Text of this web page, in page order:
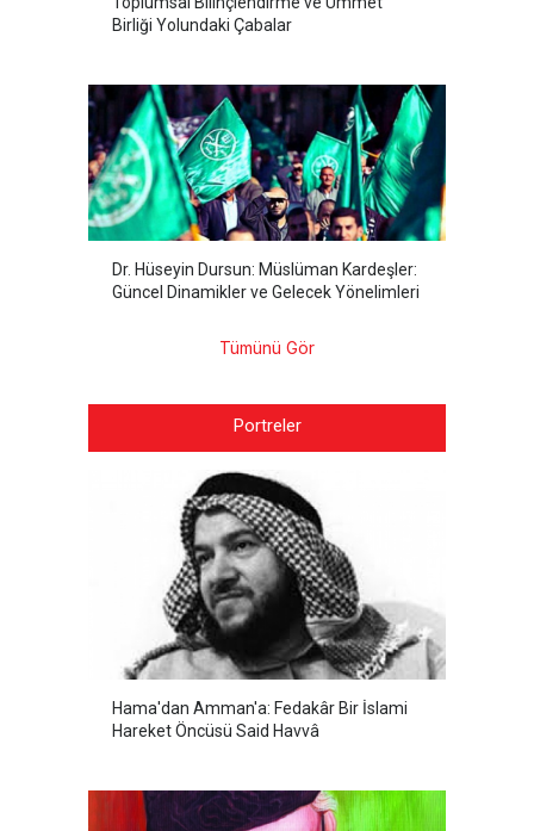
Birliği Yolundaki Çabalar
Dr. Hüseyin Dursun: Müslüman Kardeşler:
Güncel Dinamikler ve Gelecek Yönelimleri
Tümünü Gör
Portreler
Hama'dan Amman'a: Fedakâr Bir İslami
Hareket Öncüsü Said Havvâ